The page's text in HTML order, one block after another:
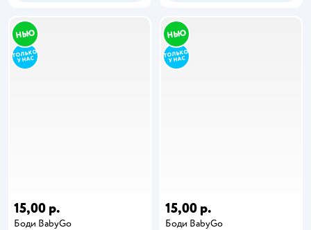
15,00 р.
Боди BabyGo
15,00 р.
Боди BabyGo